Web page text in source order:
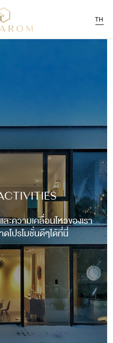
TH
ความเคลื่อนไหวของเรา
โปรโมชั่นดีๆได้ที่นี่